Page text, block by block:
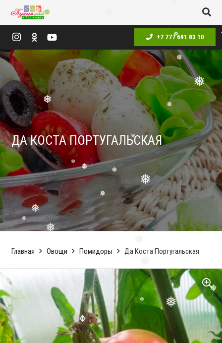
❅
❅
❅
❅
❅
❅
❅
❅
❅
❅
❅
❅
❅
❅
❅
❅
❅
+7 777 691 83 10
ДА КОСТА ПОРТУГАЛЬСКАЯ
Главная Овощи Помидоры Да Коста Португальская